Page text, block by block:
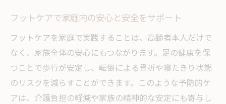
フットケアで家庭内の安心と安全をサポート
フットケアを家庭で実践することは、高齢者本人だけで
なく、家族全体の安心にもつながります。足の健康を保
つことで歩行が安定し、転倒による骨折や寝たきり状態
のリスクを減らすことができます。このような予防的ケ
アは、介護負担の軽減や家族の精神的な安定にも寄与し